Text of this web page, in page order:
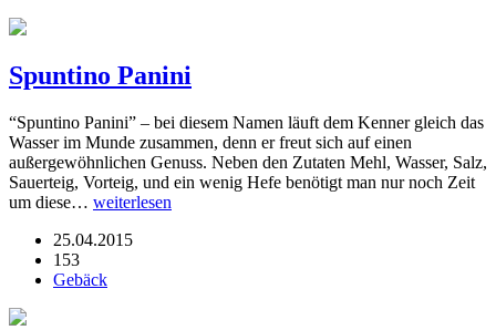
Spuntino Panini
“Spuntino Panini” – bei diesem Namen läuft dem Kenner gleich das
Wasser im Munde zusammen, denn er freut sich auf einen
außergewöhnlichen Genuss. Neben den Zutaten Mehl, Wasser, Salz,
Sauerteig, Vorteig, und ein wenig Hefe benötigt man nur noch Zeit
um diese… weiterlesen
25.04.2015
153
Gebäck